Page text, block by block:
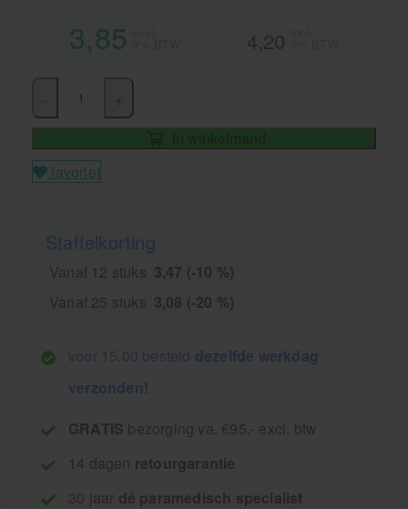
3,85 4,20
In winkelmand
favoriet
Staffelkorting
Vanaf 12 stuks 3,47 (-10 %)
Vanaf 25 stuks 3,08 (-20 %)
voor 15.00 besteld dezelfde werkdag
verzonden!
GRATIS bezorging va. €95,- excl. btw
14 dagen retourgarantie
30 jaar dé paramedisch specialist